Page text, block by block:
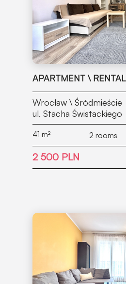
APARTMENT \ RENTAL
Wrocław \ Śródmieście
ul. Stacha Świstackiego
41 m² 2 rooms
2 500 PLN